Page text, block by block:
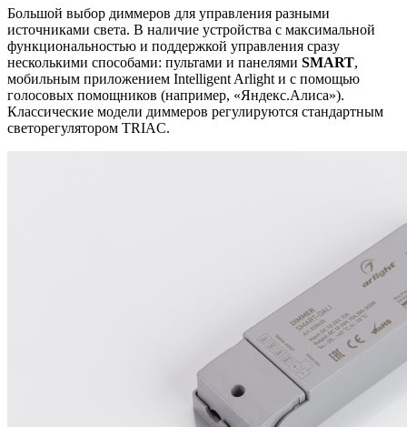
Большой выбор диммеров для управления разными
источниками света. В наличие устройства с максимальной
функциональностью и поддержкой управления сразу
несколькими способами: пультами и панелями SMART,
мобильным приложением Intelligent Arlight и с помощью
голосовых помощников (например, «Яндекс.Алиса»).
Классические модели диммеров регулируются стандартным
светорегулятором TRIAC.